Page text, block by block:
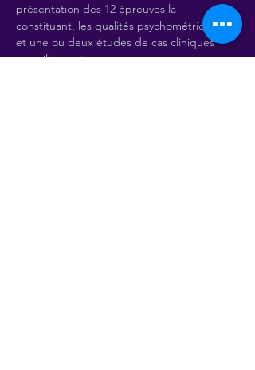
présentation des 12 épreuves la
constituant, les qualités psychométriques
et une ou deux études de cas cliniques
pour illustration.